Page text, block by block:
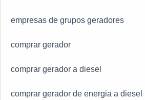
empresas de grupos geradores
comprar gerador
comprar gerador a diesel
comprar gerador de energia a diesel